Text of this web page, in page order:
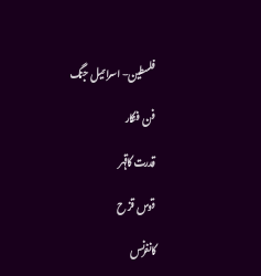
فلسطین- اسرائیل جنگ
فن فنکار
قدرت کاقہر
قوس قزح
کانفرنس